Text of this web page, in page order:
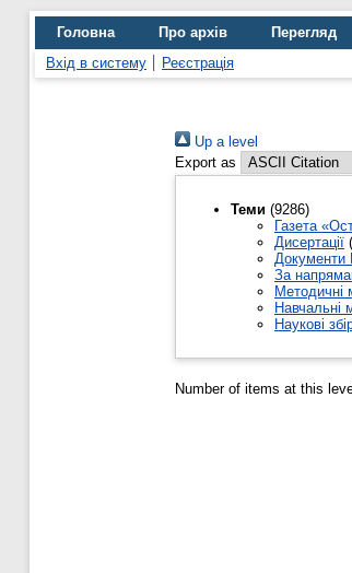
Головна Про архів Перегляд
Вхід в систему
Реєстрація
Up a level
Export as
Теми (9286)
Газета
Дисертації
Документи
За
Методичні
Навчальні
Наукові
Number of items at this